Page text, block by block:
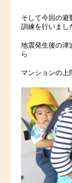
そして今回の避
訓練を行いまし
地震発生後の津
ら
マンションの上